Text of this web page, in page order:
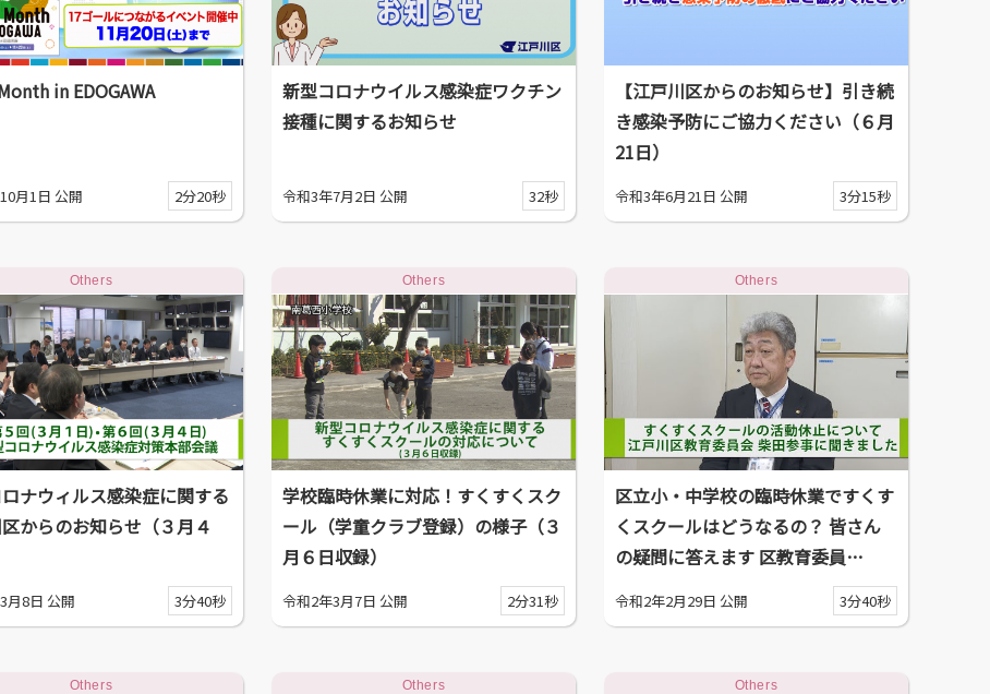
in EDOGAWA
月1日 公開 2分20秒
新型コロナウイルス感染症ワクチン
接種に関するお知らせ
令和3年7月2日 公開 32秒
【江戸川区からのお知らせ】引き続
き感染予防にご協力ください（６月
21日）
令和3年6月21日 公開 3分15秒
Others
ナウィルス感染症に関する
からのお知らせ（３月４
月8日 公開 3分40秒
Others
学校臨時休業に対応！すくすくスク
ール（学童クラブ登録）の様子（３
月６日収録）
令和2年3月7日 公開 2分31秒
Others
区立小・中学校の臨時休業ですくす
くスクールはどうなるの？ 皆さん
の疑問に答えます 区教育委員…
令和2年2月29日 公開 3分40秒
Others Others Others